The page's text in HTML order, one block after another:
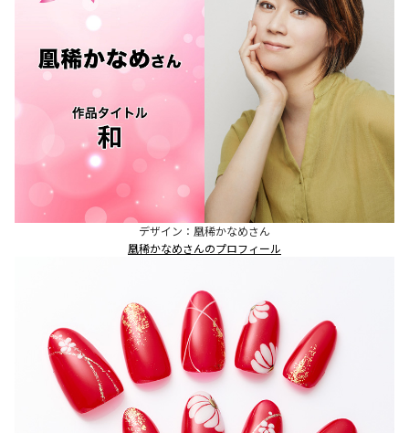
デザイン：凰稀かなめさん
凰稀かなめさんのプロフィール